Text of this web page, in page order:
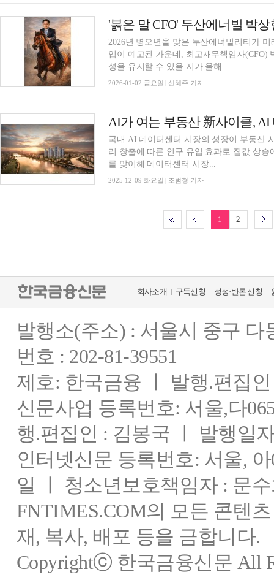
2026년 병오년을 맞은 두산에너빌리티가
입이 예고된 가운데, 최고재무책임자(CFO)
성을 유지할 수 있을 지가 올해...
2026-01-02 금요일 | 신혜주 기자
AI가 여는 부동산 新사이클,
국내 AI 데이터센터 시장의 성장이 부동산
리 창출에 따른 인구 유입 효과로 집값 상
를 맞이해 데이터센터 시장...
2025-12-09 화요일 | 조범형 기자
1 2
회사소개 구독신청 정정·반론 신청
발행소(주소) : 서울시 중구
번호 : 202-81-39551
제호: 한국금융 ㅣ 발행.편집
신문사업 등록번호: 서울,다
행.편집인 : 김봉국 ㅣ 발행일
인터넷신문 등록번호: 서울,
일 ㅣ 청소년보호책임자 : 문
FNTIMES.COM의 모든 콘텐
재, 복사, 배포 등을 금합니다.
Copyrightⓒ 한국금융신문 All